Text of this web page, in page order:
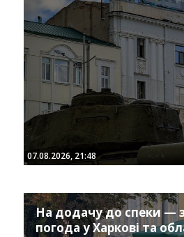
07.08.2026, 21:48
На додачу до спеки —
погода у Харкові та